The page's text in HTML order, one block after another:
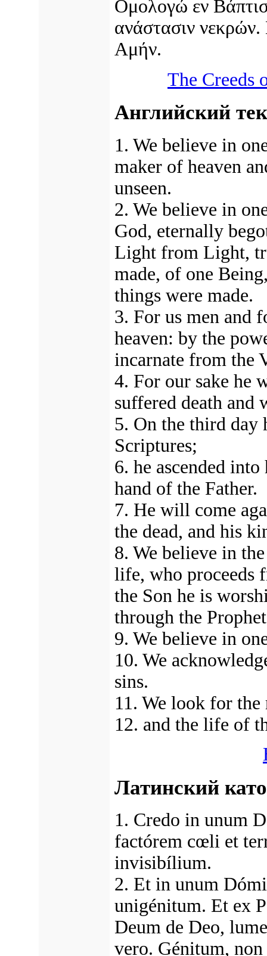
Ομολογώ εν
ανάστασιν
Αμήν.
The Creeds
Английский
1. We believe in
maker of heaven
unseen.
2. We believe in
God, eternally
Light from Light,
made, of one
things were made.
3. For us men and
heaven: by the
incarnate from the
4. For our sake he
suffered death and
5. On the third day
Scriptures;
6. he ascended
hand of the Father.
7. He will come
the dead, and his
8. We believe in
life, who proceeds
the Son he is
through the
9. We believe in
10. We
sins.
11. We look for the
12. and the life of
Латинский
1. Credo in unum
factórem cœli et
invisibílium.
2. Et in unum
unigénitum. Et ex
Deum de Deo,
vero. Génitum,